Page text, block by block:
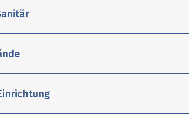
funktionelle Duschen und Wannen,
Der Anschluss an Ver- und